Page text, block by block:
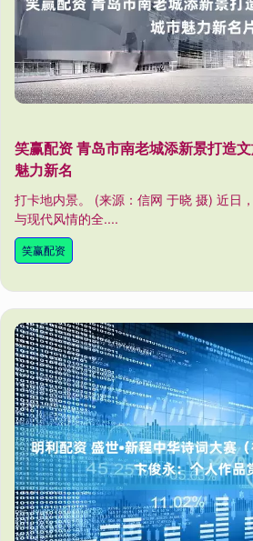
笑赢配资 青岛市南老城添新景打造
魅力新名
打卡地内景。 (来源：信网 于晓 摄) 近日
与现代风情的全....
笑赢配资